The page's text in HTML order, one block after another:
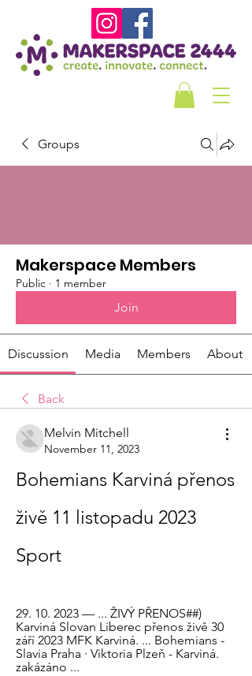
Groups
Makerspace Members
Public · 1 member
Join
Discussion Media Members About
Back
Melvin Mitchell
November 11, 2023
Bohemians Karviná přenos
živě 11 listopadu 2023
Sport
29. 10. 2023 — ... ŽIVÝ PŘENOS##)
Karviná Slovan Liberec přenos živě 30
září 2023 MFK Karviná. ... Bohemians -
Slavia Praha · Viktoria Plzeň - Karviná.
zakázáno ...